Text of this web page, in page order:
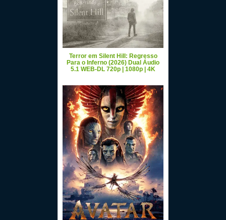
Terror em Silent Hill: Regresso
Para o Inferno (2026) Dual Áudio
5.1 WEB-DL 720p | 1080p | 4K